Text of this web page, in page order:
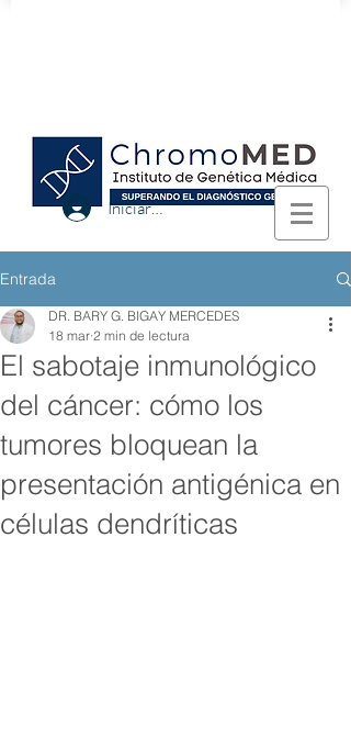
Iniciar sesión
Entrada
El sabotaje inmunológico
del cáncer: cómo los
tumores bloquean la
presentación antigénica en
células dendríticas
DR. BARY G. BIGAY MERCEDES
18 mar 2 min de lectura